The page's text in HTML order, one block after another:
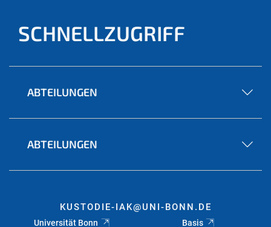
SCHNELLZUGRIFF
ABTEILUNGEN
ABTEILUNGEN
KUSTODIE-IAK@UNI-BONN.DE
Universität Bonn Basis